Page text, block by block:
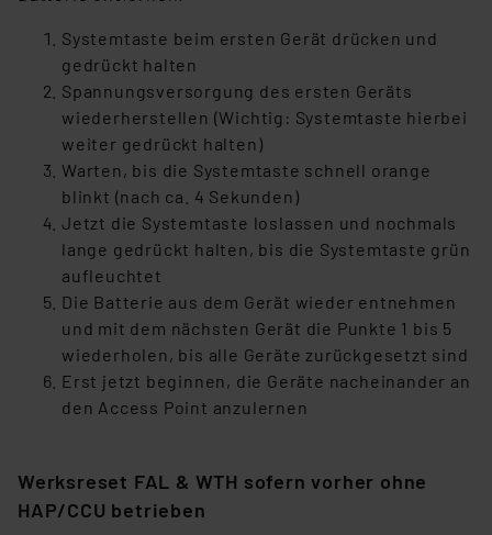
Systemtaste beim ersten Gerät drücken und
gedrückt halten
Spannungsversorgung des ersten Geräts
wiederherstellen (Wichtig: Systemtaste hierbei
weiter gedrückt halten)
Warten, bis die Systemtaste schnell orange
blinkt (nach ca. 4 Sekunden)
Jetzt die Systemtaste loslassen und nochmals
lange gedrückt halten, bis die Systemtaste grün
aufleuchtet
Die Batterie aus dem Gerät wieder entnehmen
und mit dem nächsten Gerät die Punkte 1 bis 5
wiederholen, bis alle Geräte zurückgesetzt sind
Erst jetzt beginnen, die Geräte nacheinander an
den Access Point anzulernen
Werksreset FAL & WTH sofern vorher ohne
HAP/CCU betrieben